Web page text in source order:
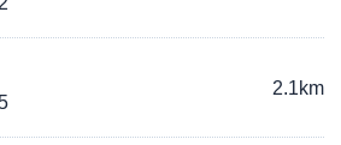
2.1km